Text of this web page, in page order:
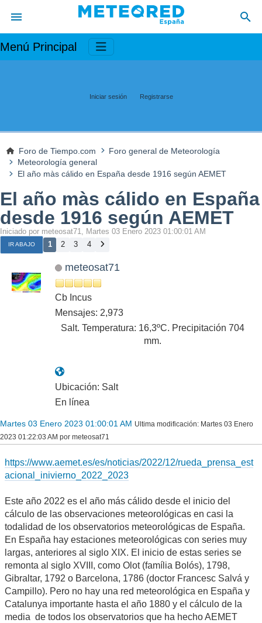
Menú Principal
Iniciar sesión Registrarse
Foro de Tiempo.com
Foro general de Meteorología
Meteorología general
El año màs cálido en España desde 1916 según AEMET
El año màs cálido en España
desde 1916 según AEMET
Iniciado por meteosat71, Martes 03 Enero 2023 01:00:01 AM
IR ABAJO 1 2 3 4
meteosat71
Cb Incus
Mensajes: 2,973
Salt. Temperatura: 16,3ºC. Precipitación 704
mm.
Ubicación: Salt
En línea
Martes 03 Enero 2023 01:00:01 AM Ultima modificación: Martes 03 Enero
2023 01:22:03 AM por meteosat71
https://www.aemet.es/es/noticias/2022/12/rueda_prensa_est
acional_inivierno_2022_2023
Este año 2022 es el año más cálido desde el inicio del
cálculo de las observaciones meteorológicas en casi la
todalidad de los observatorios meteorológicas de España.
En España hay estaciones meteorológicas con series muy
largas, anteriores al siglo XIX. El inicio de estas series se
remonta al siglo XVIII, como Olot (família Bolós), 1798,
Gibraltar, 1792 o Barcelona, 1786 (doctor Francesc Salvá y
Campillo). Pero no hay una red meteorológica en España y
Catalunya importante hasta el año 1880 y el cálculo de la
media de todos los observatorios que ha hecho AEMET